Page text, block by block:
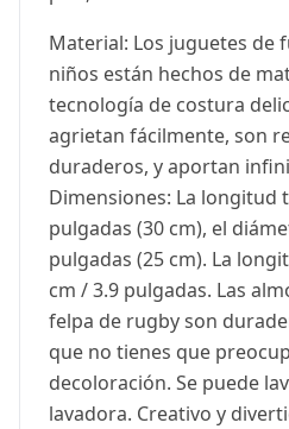
Material: Los juguetes de
niños están hechos de
tecnología de costura
agrietan fácilmente, son
duraderos, y aportan
Dimensiones: La longitud
pulgadas (30 cm), el
pulgadas (25 cm). La
cm / 3.9 pulgadas. Las
felpa de rugby son
que no tienes que
decoloración. Se puede
lavadora. Creativo y